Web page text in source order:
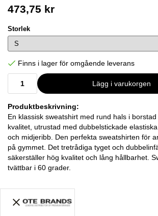
473,75 kr
Storlek
Finns i lager för omgående leverans
Lägg i varukorgen
Produktbeskrivning:
En klassisk sweatshirt med rund hals i
kvalitet, utrustad med dubbelstickade
och midjeribb. Den perfekta sweatshirten för
på gymmet. Det tretrådiga tyget och
säkerställer hög kvalitet och lång hållbarhet.
tvättbar i 60 grader.